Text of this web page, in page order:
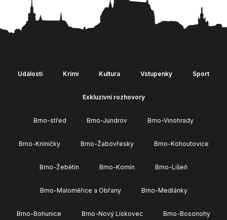
Události Krimi Kultura Vstupenky Sport
Exkluzivní rozhovory
Brno-střed Brno-Jundrov Brno-Vinohrady
Brno-Kníničky Brno-Žabovřesky Brno-Kohoutovice
Brno-Žebětín Brno-Komín Brno-Líšeň
Brno-Maloměřice a Obřany Brno-Medlánky
Brno-Bohunice Brno-Nový Lískovec Brno-Bosonohy